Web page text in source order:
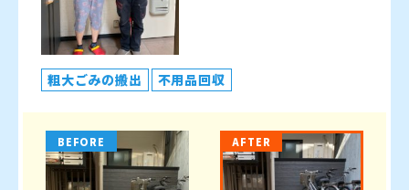
粗大ごみの搬出 不用品回収
BEFORE AFTER